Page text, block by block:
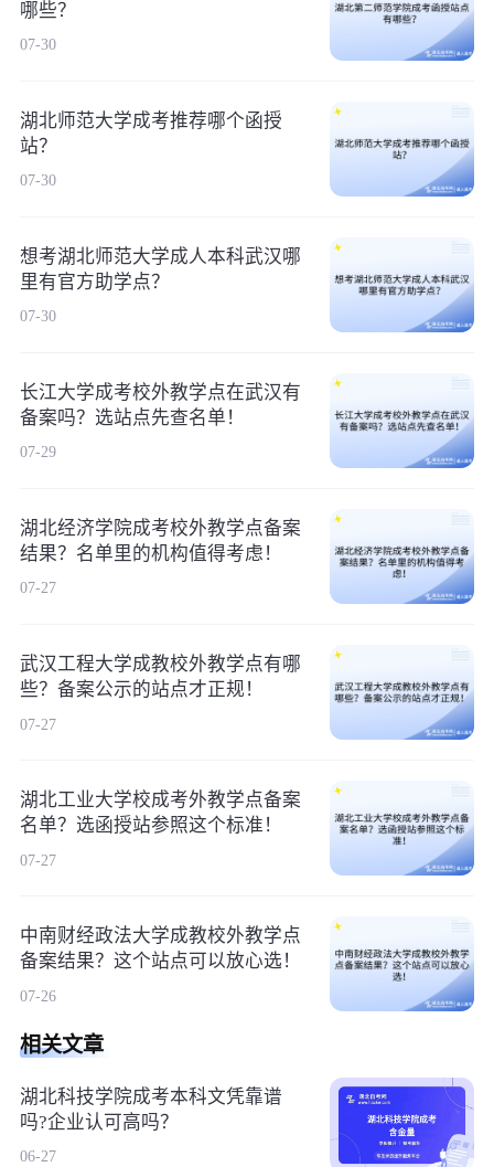
哪些？
07-30
湖北师范大学成考推荐哪个函授
站？
07-30
想考湖北师范大学成人本科武汉哪
里有官方助学点？
07-30
长江大学成考校外教学点在武汉有
备案吗？选站点先查名单！
07-29
湖北经济学院成考校外教学点备案
结果？名单里的机构值得考虑！
07-27
武汉工程大学成教校外教学点有哪
些？备案公示的站点才正规！
07-27
湖北工业大学校成考外教学点备案
名单？选函授站参照这个标准！
07-27
中南财经政法大学成教校外教学点
备案结果？这个站点可以放心选！
07-26
相关文章
湖北科技学院成考本科文凭靠谱
吗?企业认可高吗？
06-27